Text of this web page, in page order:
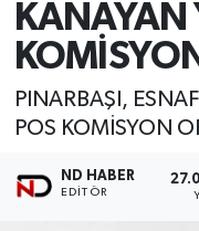
KANAYAN
PINARBAŞI,
POS KOMİSYON
ND HABER
EDITÖR